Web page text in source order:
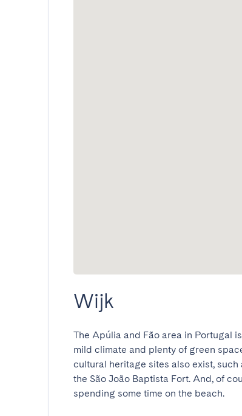
Wijk
The Apúlia and Fão area in Portugal
mild climate and plenty of green
cultural heritage sites also exist,
the São João Baptista Fort. And, of
spending some time on the beach.